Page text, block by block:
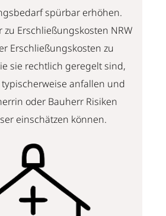
spürbar erhöhen.
zu Erschließungskosten NRW
Erschließungskosten zu
sie rechtlich geregelt sind,
anfallen und
oder Bauherr Risiken
einschätzen können.